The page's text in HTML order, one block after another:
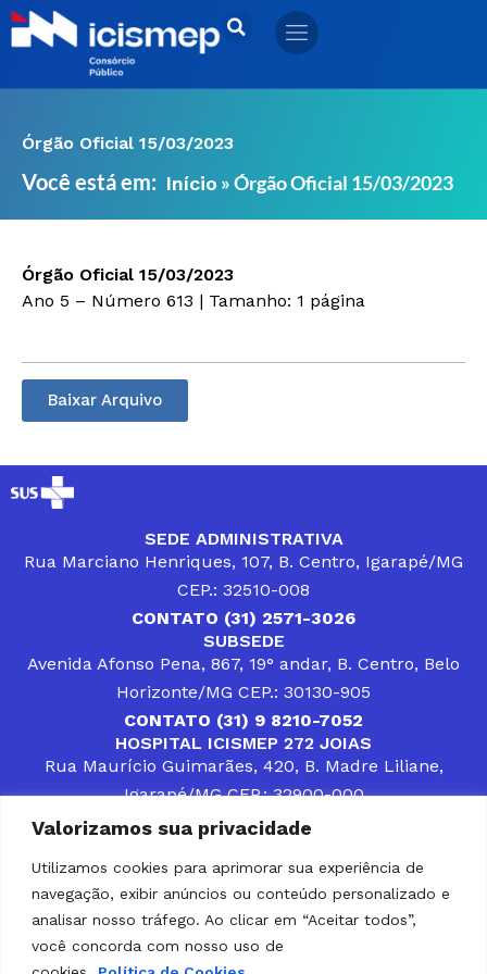
Valorizamos sua privacidade
Utilizamos cookies para aprimorar sua experiência de
navegação, exibir anúncios ou conteúdo personalizado e
analisar nosso tráfego. Ao clicar em “Aceitar todos”,
você concorda com nosso uso de
Ir
para
Órgão Oficial 15/03/2023
Você está em: Início »Órgão Oficial 15/03/2023
Órgão Oficial 15/03/2023
Ano 5 – Número 613 | Tamanho: 1 página
Baixar Arquivo
SEDE ADMINISTRATIVA
Rua Marciano Henriques, 107, B. Centro, Igarapé/MG
CEP.: 32510-008
CONTATO (31) 2571-3026
SUBSEDE
Avenida Afonso Pena, 867, 19° andar, B. Centro, Belo
Horizonte/MG CEP.: 30130-905
CONTATO (31) 9 8210-7052
HOSPITAL ICISMEP 272 JOIAS
Rua Maurício Guimarães, 420, B. Madre Liliane,
Igarapé/MG CEP.: 32900-000
CONTATOS (31) 3512-4400 ou (31) 9 8309-8660
DESENVOLVER SOLUÇÕES, AÇÕES E SERVIÇOS
PÚBLICOS QUE COMPLEMENTEM A ASSISTÊNCIA À
POPULAÇÃO DA REGIÃO EM QUE ATUA, SENDO
PARCEIRO DOS MUNICÍPIOS CONSORCIADOS NA
SOLUÇÃO DE DIFICULDADES ENFRENTADAS POR
GESTORES MUNICIPAIS, É O COMPROMISSO DO
ICISMEP.